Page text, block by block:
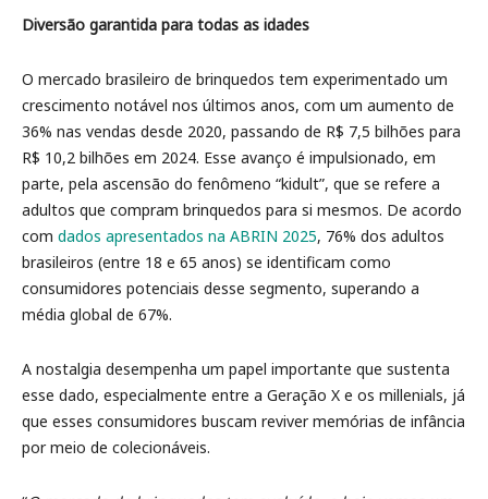
Diversão garantida para todas as idades
O mercado brasileiro de brinquedos tem experimentado um
crescimento notável nos últimos anos, com um aumento de
36% nas vendas desde 2020, passando de R$ 7,5 bilhões para
R$ 10,2 bilhões em 2024. Esse avanço é impulsionado, em
parte, pela ascensão do fenômeno “kidult”, que se refere a
adultos que compram brinquedos para si mesmos. De acordo
com dados apresentados na ABRIN 2025, 76% dos adultos
brasileiros (entre 18 e 65 anos) se identificam como
consumidores potenciais desse segmento, superando a
média global de 67%.
A nostalgia desempenha um papel importante que sustenta
esse dado, especialmente entre a Geração X e os millenials, já
que esses consumidores buscam reviver memórias de infância
por meio de colecionáveis.